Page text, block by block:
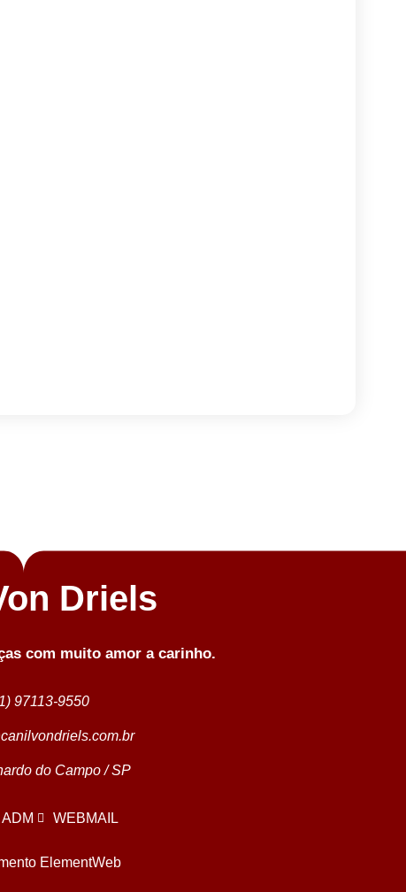
Driels
com muito amor a carinho.
97113-9550
do Campo / SP
WEBMAIL
ElementWeb